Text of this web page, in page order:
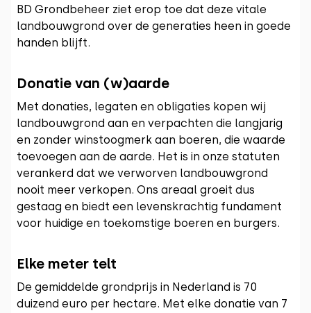
BD Grondbeheer ziet erop toe dat deze vitale
landbouwgrond over de generaties heen in goede
handen blijft.
Donatie van (w)aarde
Met donaties, legaten en obligaties kopen wij
landbouwgrond aan en verpachten die langjarig
en zonder winstoogmerk aan boeren, die waarde
toevoegen aan de aarde. Het is in onze statuten
verankerd dat we verworven landbouwgrond
nooit meer verkopen. Ons areaal groeit dus
gestaag en biedt een levenskrachtig fundament
voor huidige en toekomstige boeren en burgers.
Elke meter telt
De gemiddelde grondprijs in Nederland is 70
duizend euro per hectare. Met elke donatie van 7